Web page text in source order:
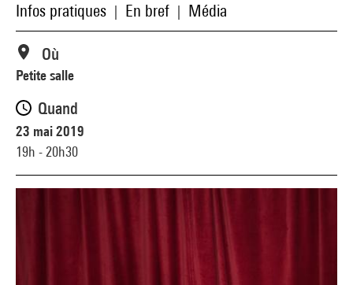
Infos pratiques En bref Média
Où
Petite salle
Quand
23 mai 2019
19h - 20h30